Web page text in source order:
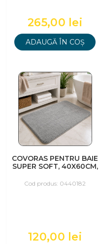
265,00 lei
ADAUGĂ ÎN COȘ
COVORAS PENTRU BAIE
SUPER SOFT, 40X60CM,
Cod produs: 0440182
120,00 lei